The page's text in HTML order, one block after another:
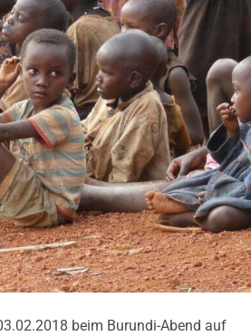
beim Burundi-Abend auf